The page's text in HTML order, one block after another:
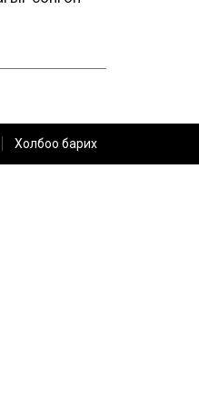
Холбоо барих